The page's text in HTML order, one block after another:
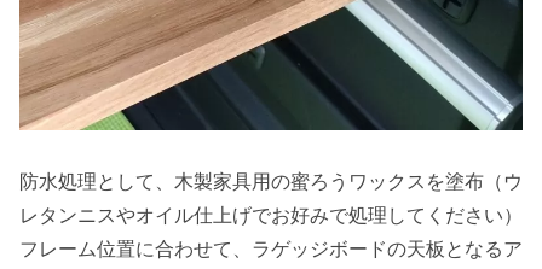
防水処理として、木製家具用の蜜ろうワックスを塗布（ウ
レタンニスやオイル仕上げでお好みで処理してください）
フレーム位置に合わせて、ラゲッジボードの天板となるア